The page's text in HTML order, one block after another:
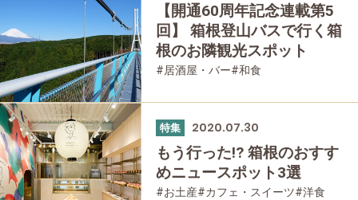
【開通60周年記念連載第5
回】 箱根登山バスで行く箱
根のお隣観光スポット
#居酒屋・バー#和食
#友人グループで#グルメ#乗り物
#母と娘で
特集 2020.07.30
もう行った!? 箱根のおすす
めニュースポット3選
#お土産#カフェ・スイーツ#洋食